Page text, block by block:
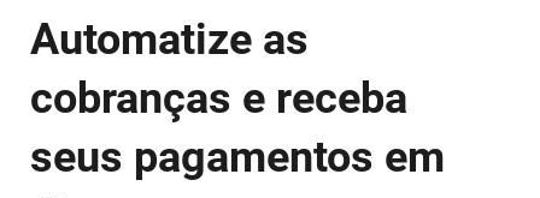
Automatize as
cobranças e receba
seus pagamentos em